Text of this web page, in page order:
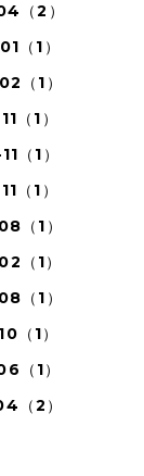
（2）
（1）
（1）
（1）
（1）
（1）
（1）
（1）
（1）
（1）
（1）
（2）